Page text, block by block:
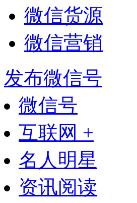
微信货源
微信营销
发布微信号
微信号
互联网 +
名人明星
资讯阅读